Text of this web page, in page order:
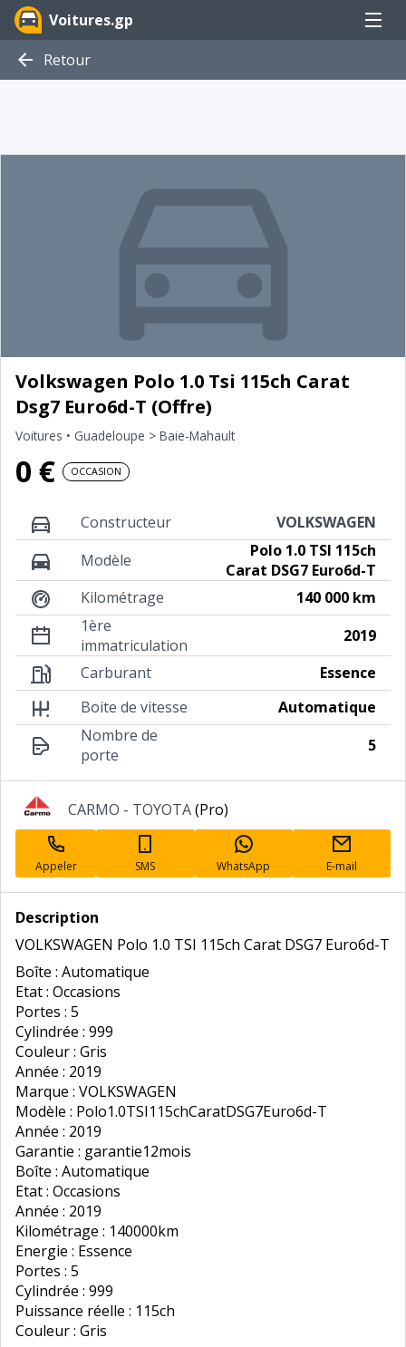
Voitures.gp Menu
Retour
Volkswagen Polo 1.0 Tsi 115ch Carat
Dsg7 Euro6d-T (Offre)
Voitures • Guadeloupe > Baie-Mahault
0 € OCCASION
Constructeur
VOLKSWAGEN
Modèle
Polo 1.0 TSI 115ch
Carat DSG7 Euro6d-T
Kilométrage
140 000 km
1ère
immatriculation
2019
Carburant
Essence
Boite de vitesse
Automatique
Nombre de
porte
5
Annonceur
professionnel
CARMO - TOYOTA(Pro)
Appeler SMS WhatsApp E-mail
Description
VOLKSWAGEN Polo 1.0 TSI 115ch Carat DSG7 Euro6d-T
Boîte : Automatique
Etat : Occasions
Portes : 5
Cylindrée : 999
Couleur : Gris
Année : 2019
Marque : VOLKSWAGEN
Modèle : Polo1.0TSI115chCaratDSG7Euro6d-T
Année : 2019
Garantie : garantie12mois
Boîte : Automatique
Etat : Occasions
Année : 2019
Kilométrage : 140000km
Energie : Essence
Portes : 5
Cylindrée : 999
Puissance réelle : 115ch
Couleur : Gris